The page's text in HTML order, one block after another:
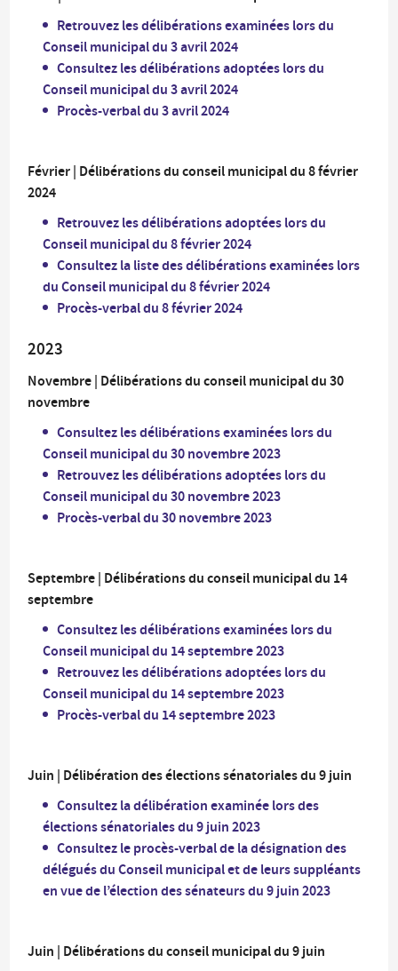
Retrouvez les délibérations examinées lors du
Conseil municipal du 3 avril 2024
Consultez les délibérations adoptées lors du
Conseil municipal du 3 avril 2024
Procès-verbal du 3 avril 2024
Février | Délibérations du conseil municipal du 8 février
2024
Retrouvez les délibérations adoptées lors du
Conseil municipal du 8 février 2024
Consultez la liste des délibérations examinées lors
du Conseil municipal du 8 février 2024
Procès-verbal du 8 février 2024
2023
Novembre | Délibérations du conseil municipal du 30
novembre
Consultez les délibérations examinées lors du
Conseil municipal du 30 novembre 2023
Retrouvez les délibérations adoptées lors du
Conseil municipal du 30 novembre 2023
Procès-verbal du 30 novembre 2023
Septembre | Délibérations du conseil municipal du 14
septembre
Consultez les délibérations examinées lors du
Conseil municipal du 14 septembre 2023
Retrouvez les délibérations adoptées lors du
Conseil municipal du 14 septembre 2023
Procès-verbal du 14 septembre 2023
Juin | Délibération des élections sénatoriales du 9 juin
Consultez la délibération examinée lors des
élections sénatoriales du 9 juin 2023
Consultez le procès-verbal de la désignation des
délégués du Conseil municipal et de leurs suppléants
en vue de l’élection des sénateurs du 9 juin 2023
Juin | Délibérations du conseil municipal du 9 juin